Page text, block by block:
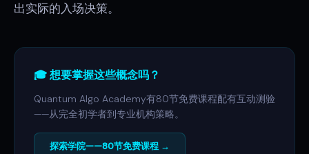
出实际的入场决策。
🎓 想要掌握这些概念吗？
Quantum Algo Academy有80节免费课程配有互动测验
——从完全初学者到专业机构策略。
探索学院——80节免费课程 →